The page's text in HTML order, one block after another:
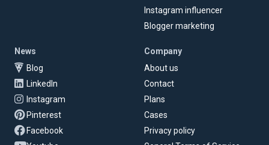
Instagram influencer
Blogger marketing
News
Blog
LinkedIn
Instagram
Pinterest
Facebook
Company
About us
Contact
Plans
Cases
Privacy policy